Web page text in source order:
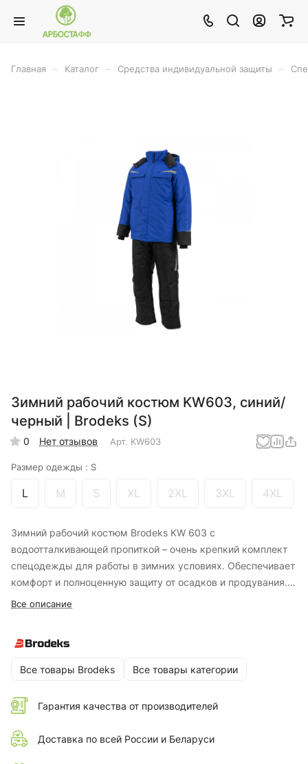
Главная Каталог Средства индивидуальной защиты
Зимний рабочий костюм KW603, синий/
черный | Brodeks (S)
0 Нет отзывов Арт. KW603
Размер одежды : S
L M S XL 2XL 3XL 4XL
Зимний рабочий костюм Brodeks KW 603 с
водоотталкивающей пропиткой – очень крепкий комплект
спецодежды для работы в зимних условиях. Обеспечивает
комфорт и полноценную защиту от осадков и продувания.
Удобен в ежедневной эксплуатации, так как устойчив к
иметь при себе всё необходимое.
Все описание
Все товары Brodeks Все товары категории
Гарантия качества от производителей
Доставка по всей России и Беларуси